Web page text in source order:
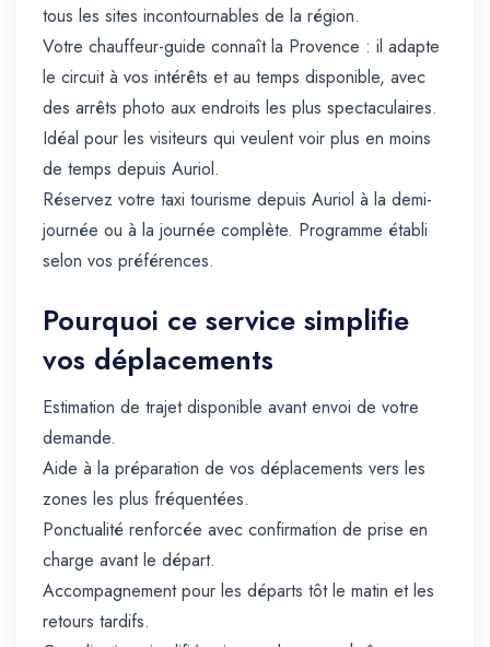
tous les sites incontournables de la région.
Votre chauffeur-guide connaît la Provence : il adapte
le circuit à vos intérêts et au temps disponible, avec
des arrêts photo aux endroits les plus spectaculaires.
Idéal pour les visiteurs qui veulent voir plus en moins
de temps depuis Auriol.
Réservez votre taxi tourisme depuis Auriol à la demi-
journée ou à la journée complète. Programme établi
selon vos préférences.
Pourquoi ce service simplifie
vos déplacements
Estimation de trajet disponible avant envoi de votre
demande.
Aide à la préparation de vos déplacements vers les
zones les plus fréquentées.
Ponctualité renforcée avec confirmation de prise en
charge avant le départ.
Accompagnement pour les départs tôt le matin et les
retours tardifs.